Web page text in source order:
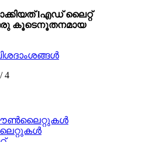
lഎഡ് ലൈറ്റ്
കൂടെനൂതനമായ
4